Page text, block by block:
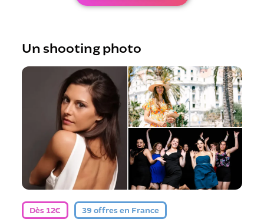
Un shooting photo
Dès 12€ 39 offres en France